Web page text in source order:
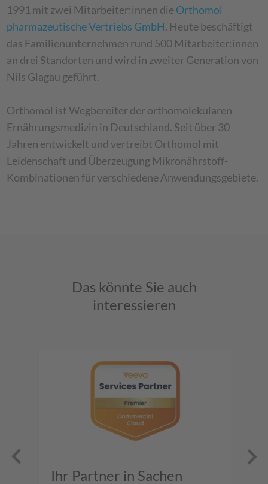
1991 mit zwei Mitarbeiter:innen dieOrthomol
pharmazeutische Vertriebs GmbH. Heute beschäftigt
das Familienunternehmen rund 500 Mitarbeiter:innen
an drei Standorten und wird in zweiter Generation von
Nils Glagau geführt.
Orthomol ist Wegbereiter der orthomolekularen
Ernährungsmedizin in Deutschland. Seit über 30
Jahren entwickelt und vertreibt Orthomol mit
Leidenschaft und Überzeugung Mikronährstoff-
Kombinationen für verschiedene Anwendungsgebiete.
Das könnte Sie auch
interessieren
Ihr Partner in Sachen